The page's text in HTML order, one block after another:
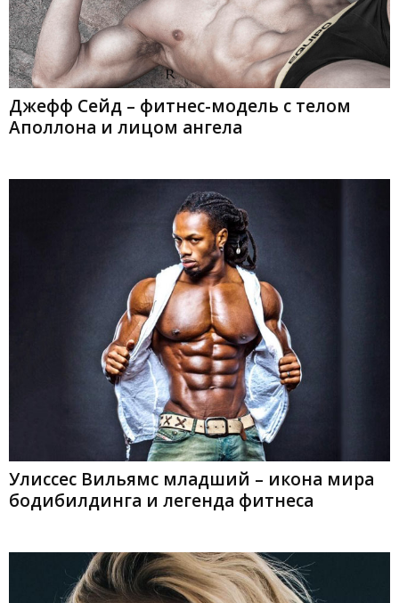
Джефф Сейд – фитнес-модель с телом
Аполлона и лицом ангела
Улиссес Вильямс младший – икона мира
бодибилдинга и легенда фитнеса